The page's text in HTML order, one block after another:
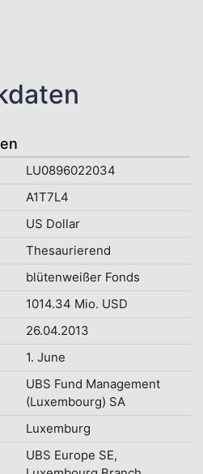
LU0896022034
A1T7L4
US Dollar
Thesaurierend
blütenweißer Fonds
1014.34 Mio. USD
26.04.2013
1. June
UBS Fund Management
(Luxembourg) SA
Luxemburg
UBS Europe SE,